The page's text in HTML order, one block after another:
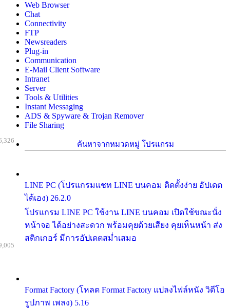
Web Browser
Chat
Connectivity
FTP
Newsreaders
Plug-in
Communication
E-Mail Client Software
Intranet
Server
Tools & Utilities
Instant Messaging
ADS & Spyware & Trojan Remover
File Sharing
ค้นหาจากหมวดหมู่ โปรแกรม
LINE PC (โปรแกรมแชท LINE บนคอม ติดตั้งง่าย อัปเดต
ได้เอง) 26.2.0
โปรแกรม LINE PC ใช้งาน LINE บนคอม เปิดใช้ขณะนั่ง
หน้าจอ ได้อย่างสะดวก พร้อมคุยด้วยเสียง คุยเห็นหน้า ส่ง
สติกเกอร์ มีการอัปเดตสม่ำเสมอ
Format Factory (โหลด Format Factory แปลงไฟล์หนัง วิดีโอ
รูปภาพ เพลง) 5.16